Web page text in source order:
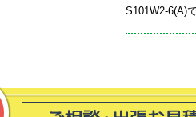
S101W2-6(A)